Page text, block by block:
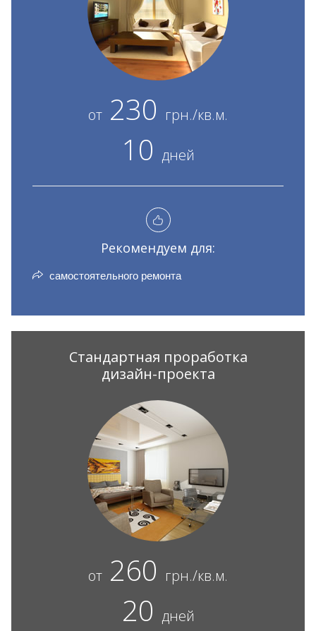
от 230 грн./кв.м.
10 дней
Рекомендуем для:
самостоятельного ремонта
Стандартная проработка
дизайн-проекта
от 260 грн./кв.м.
20 дней